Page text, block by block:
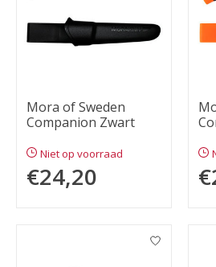
Mora of Sweden
Companion Zwart
Niet op voorraad
€24,20